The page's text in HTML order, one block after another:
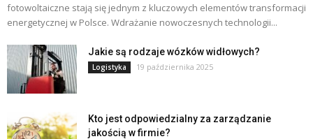
fotowoltaiczne stają się jednym z kluczowych elementów transformacji
energetycznej w Polsce. Wdrażanie nowoczesnych technologii...
Jakie są rodzaje wózków widłowych?
Logistyka 19 października 2025
Kto jest odpowiedzialny za zarządzanie
jakością w firmie?